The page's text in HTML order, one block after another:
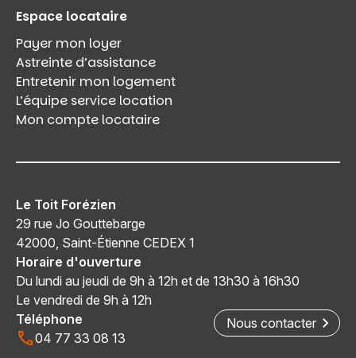
Espace locataire
Payer mon loyer
Astreinte d’assistance
Entretenir mon logement
L’équipe service location
Mon compte locataire
Le Toit Forézien
29 rue Jo Gouttebarge
42000, Saint-Étienne CEDEX 1
Horaire d'ouverture
Du lundi au jeudi de 9h à 12h et de 13h30 à 16h30
Le vendredi de 9h à 12h
Téléphone
04 77 33 08 13
Nous contacter